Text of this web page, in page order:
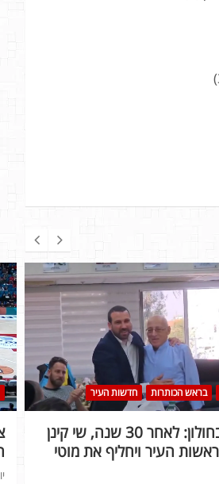
בראש הכותרות חדשות העיר
מהפך בחולון: לאחר 30 שנה, שי קינן
העיר ויחליף את מוטי